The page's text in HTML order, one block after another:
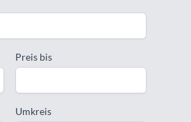
Preis bis
Umkreis